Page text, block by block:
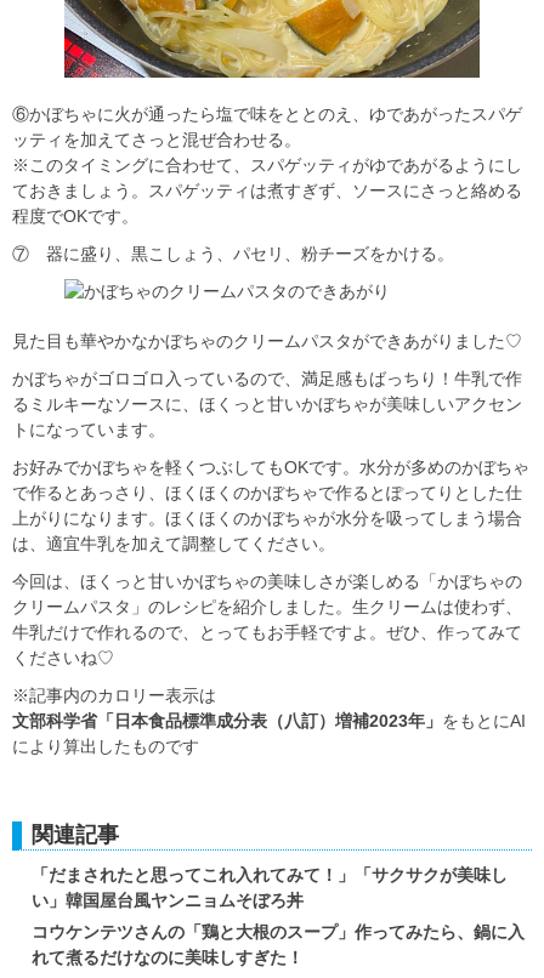
⑥かぼちゃに火が通ったら塩で味をととのえ、ゆであがったスパゲ
ッティを加えてさっと混ぜ合わせる。
※このタイミングに合わせて、スパゲッティがゆであがるようにし
ておきましょう。スパゲッティは煮すぎず、ソースにさっと絡める
程度でOKです。
⑦ 器に盛り、黒こしょう、パセリ、粉チーズをかける。
見た目も華やかなかぼちゃのクリームパスタができあがりました♡
かぼちゃがゴロゴロ入っているので、満足感もばっちり！牛乳で作
るミルキーなソースに、ほくっと甘いかぼちゃが美味しいアクセン
トになっています。
お好みでかぼちゃを軽くつぶしてもOKです。水分が多めのかぼちゃ
で作るとあっさり、ほくほくのかぼちゃで作るとぽってりとした仕
上がりになります。ほくほくのかぼちゃが水分を吸ってしまう場合
は、適宜牛乳を加えて調整してください。
今回は、ほくっと甘いかぼちゃの美味しさが楽しめる「かぼちゃの
クリームパスタ」のレシピを紹介しました。生クリームは使わず、
牛乳だけで作れるので、とってもお手軽ですよ。ぜひ、作ってみて
くださいね♡
※記事内のカロリー表示は
文部科学省「日本食品標準成分表（八訂）増補2023年」 をもとにAI
により算出したものです
関連記事
「だまされたと思ってこれ入れてみて！」「サクサクが美味し
い」韓国屋台風ヤンニョムそぼろ丼
コウケンテツさんの「鶏と大根のスープ」作ってみたら、鍋に入
れて煮るだけなのに美味しすぎた！